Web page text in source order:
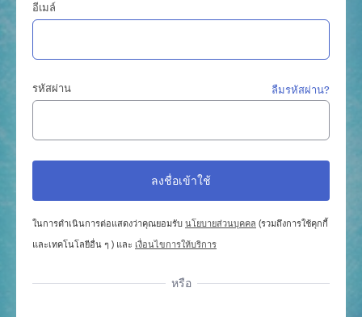
อีเมล์
รหัสผ่าน ลืมรหัสผ่าน?
ในการดำเนินการต่อแสดงว่าคุณยอมรับนโยบายส่วนบุคคล (รวมถึงการใช้คุกกี้
และเทคโนโลยีอื่น ๆ ) และ เงื่อนไขการให้บริการ
หรือ